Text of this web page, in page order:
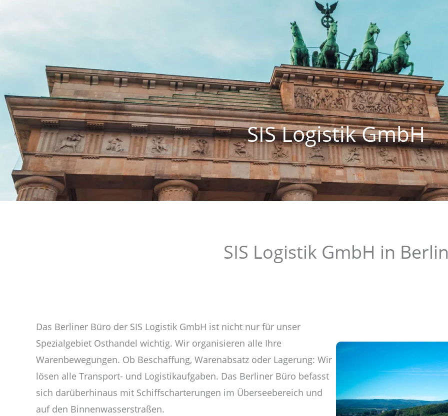
SIS Logistik GmbH
SIS Logistik GmbH in
Das Berliner Büro der SIS Logistik GmbH ist nicht nur für unser
Spezialgebiet Osthandel wichtig. Wir organisieren alle Ihre
Warenbewegungen. Ob Beschaffung, Warenabsatz oder Lagerung: Wir
lösen alle Transport- und Logistikaufgaben. Das Berliner Büro befasst
sich darüberhinaus mit Schiffscharterungen im Überseebereich und
auf den Binnenwasserstraßen.